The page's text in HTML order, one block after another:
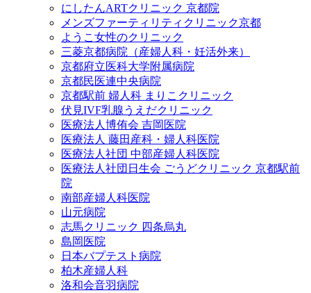
にしたんARTクリニック 京都院
メンズファーティリティクリニック京都
ようこ女性のクリニック
三菱京都病院（産婦人科・妊活外来）
京都府立医科大学附属病院
京都民医連中央病院
京都駅前 婦人科 まりこクリニック
伏見IVF乳腺うえだクリニック
医療法人博侑会 吉岡医院
医療法人 藤田産科・婦人科医院
医療法人社団 中部産婦人科医院
医療法人社団日生会 ごうどクリニック 京都駅前
院
南部産婦人科医院
山元病院
志馬クリニック 四条烏丸
島岡医院
日本バプテスト病院
柏木産婦人科
洛和会音羽病院